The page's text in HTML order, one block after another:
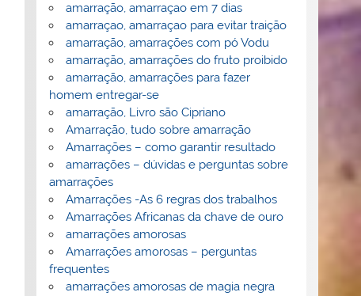
amarração, amarraçao em 7 dias
amarraçao, amarraçao para evitar traição
amarração, amarrações com pó Vodu
amarração, amarrações do fruto proibido
amarração, amarrações para fazer
homem entregar-se
amarração, Livro são Cipriano
Amarração, tudo sobre amarração
Amarrações – como garantir resultado
amarrações – dúvidas e perguntas sobre
amarrações
Amarrações -As 6 regras dos trabalhos
Amarrações Africanas da chave de ouro
amarrações amorosas
Amarrações amorosas – perguntas
frequentes
amarrações amorosas de magia negra